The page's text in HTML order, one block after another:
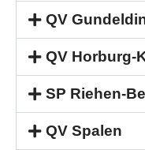
QV
QV Horburg-
SP Riehen-
QV Spalen